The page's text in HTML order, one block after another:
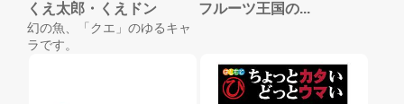
くえ太郎・くえドン
幻の魚、「クエ」のゆるキャ
ラです。
フルーツ王国の...